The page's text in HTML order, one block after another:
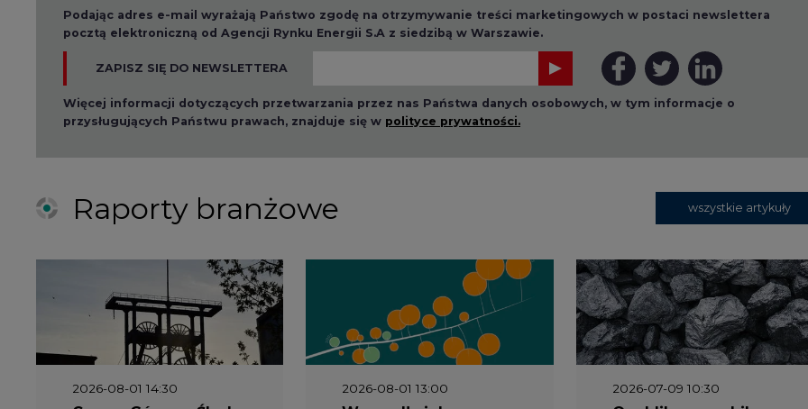
ZAPISZ SIĘ DO NEWSLETTERA
Więcej informacji dotyczących przetwarzania przez nas Państwa danych osobowych, w tym informacje o
2026-08-01 14:30
Czy na Górnym Śląsku
2026-08-01 13:00
Wyszedł ciekawy
2026-07-09 10:30
Opublikowano bilans